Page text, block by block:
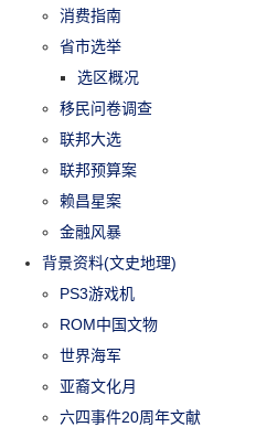
消费指南
省市选举
选区概况
移民问卷调查
联邦大选
联邦预算案
赖昌星案
金融风暴
背景资料(文史地理)
PS3游戏机
ROM中国文物
世界海军
亚裔文化月
六四事件20周年文献